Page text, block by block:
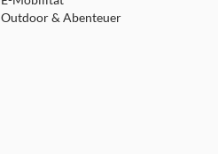
Outdoor & Abenteuer